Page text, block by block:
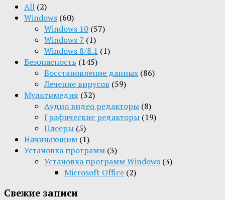
All (2)
Windows (60)
Windows 10 (57)
Windows 7 (1)
Windows 8/8.1 (1)
Безопасность (145)
Восстановление данных (86)
Лечение вирусов (59)
Мультимедия (32)
Aудио видео редакторы (8)
Графические редакторы (19)
Плееры (5)
Начинающим (1)
Установка программ (3)
Установка программ Windows (3)
Microsoft Office (2)
Свежие записи